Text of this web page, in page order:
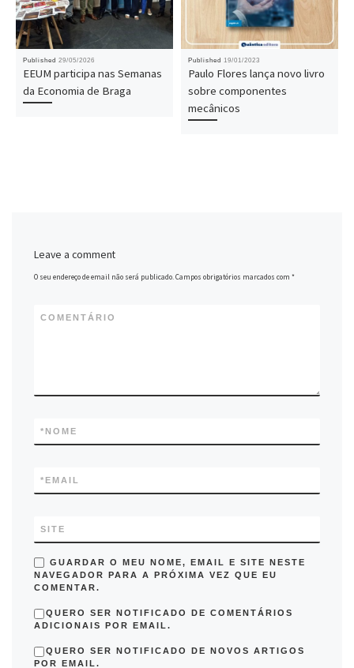
Published 29/05/2026
EEUM participa nas Semanas
da Economia de Braga
Published 19/01/2023
Paulo Flores lança novo livro
sobre componentes
mecânicos
Leave a comment
O seu endereço de email não será publicado.Campos obrigatórios marcados com*
COMENTÁRIO
NOME
*
EMAIL
*
SITE
GUARDAR O MEU NOME, EMAIL E SITE NESTE
NAVEGADOR PARA A PRÓXIMA VEZ QUE EU
COMENTAR.
QUERO SER NOTIFICADO DE COMENTÁRIOS
ADICIONAIS POR EMAIL.
QUERO SER NOTIFICADO DE NOVOS ARTIGOS
POR EMAIL.